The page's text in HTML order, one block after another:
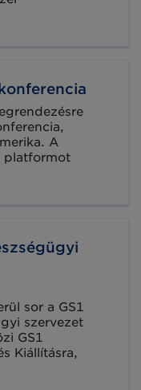
melynek
A
platformot
a
sikeres
és
valamint
az
sor a GS1
szervezet
GS1
Kiállításra,
résztvevő,
az évente két